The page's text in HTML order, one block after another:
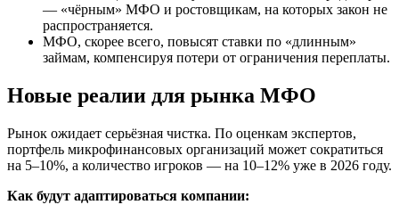
— «чёрным» МФО и ростовщикам, на которых закон не
распространяется.
МФО, скорее всего, повысят ставки по «длинным»
займам, компенсируя потери от ограничения переплаты.
Новые реалии для рынка МФО
Рынок ожидает серьёзная чистка. По оценкам экспертов,
портфель микрофинансовых организаций может сократиться
на 5–10%, а количество игроков — на 10–12% уже в 2026 году.
Как будут адаптироваться компании: